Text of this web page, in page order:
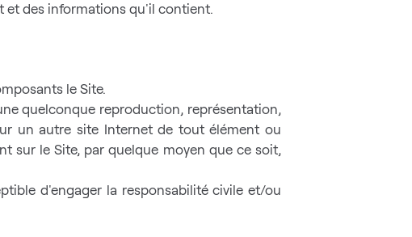
et des informations qu'il contient.
le Site.
quelconque reproduction, représentation,
un autre site Internet de tout élément ou
sur le Site, par quelque moyen que ce soit,
d'engager la responsabilité civile et/ou